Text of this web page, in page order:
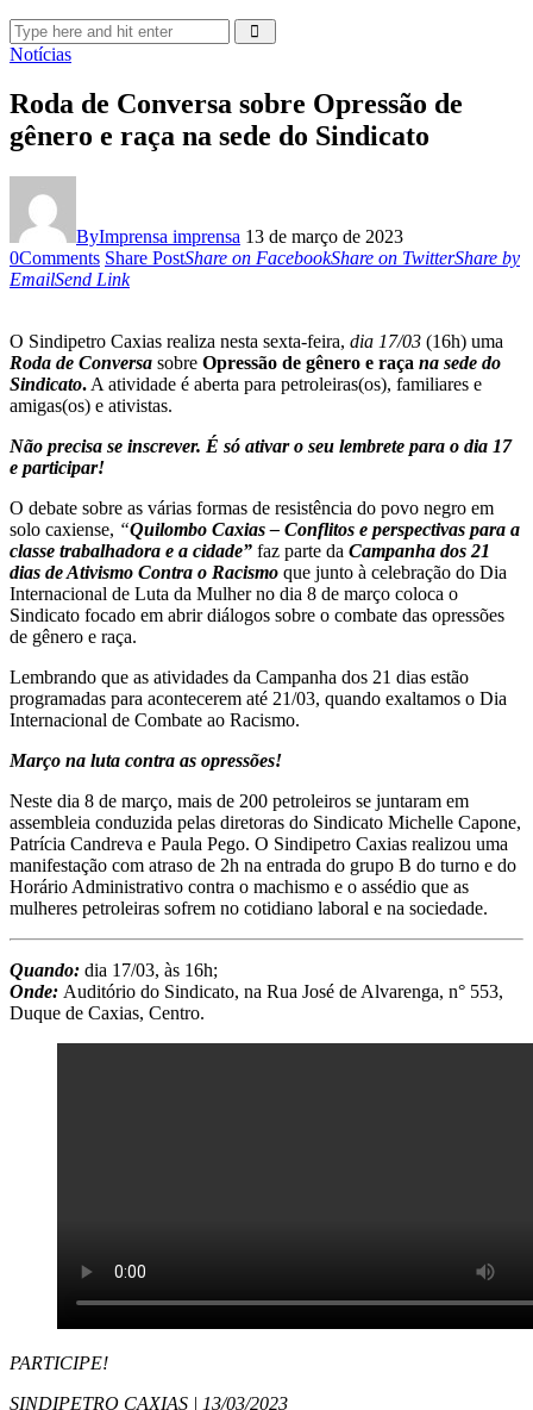
Notícias
Roda de Conversa sobre Opressão de
gênero e raça na sede do Sindicato
ByImprensa imprensa 13 de março de 2023
0Comments Share PostShare on FacebookShare on TwitterShare by
EmailSend Link
O Sindipetro Caxias realiza nesta sexta-feira, dia 17/03 (16h) uma
Roda de Conversa sobre Opressão de gênero e raça na sede do
Sindicato. A atividade é aberta para petroleiras(os), familiares e
amigas(os) e ativistas.
Não precisa se inscrever. É só ativar o seu lembrete para o dia 17
e participar!
O debate sobre as várias formas de resistência do povo negro em
solo caxiense, “Quilombo Caxias – Conflitos e perspectivas para a
classe trabalhadora e a cidade” faz parte da Campanha dos 21
dias de Ativismo Contra o Racismo que junto à celebração do Dia
Internacional de Luta da Mulher no dia 8 de março coloca o
Sindicato focado em abrir diálogos sobre o combate das opressões
de gênero e raça.
Lembrando que as atividades da Campanha dos 21 dias estão
programadas para acontecerem até 21/03, quando exaltamos o Dia
Internacional de Combate ao Racismo.
Março na luta contra as opressões!
Neste dia 8 de março, mais de 200 petroleiros se juntaram em
assembleia conduzida pelas diretoras do Sindicato Michelle Capone,
Patrícia Candreva e Paula Pego. O Sindipetro Caxias realizou uma
manifestação com atraso de 2h na entrada do grupo B do turno e do
Horário Administrativo contra o machismo e o assédio que as
mulheres petroleiras sofrem no cotidiano laboral e na sociedade.
Quando: dia 17/03, às 16h;
Onde: Auditório do Sindicato, na Rua José de Alvarenga, n° 553,
Duque de Caxias, Centro.
PARTICIPE!
SINDIPETRO CAXIAS | 13/03/2023